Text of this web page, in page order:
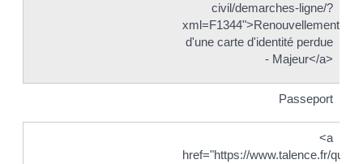
civil/demarches-ligne/?
xml=F1344">Renouvellement
d'une carte d'identité perdue
- Majeur</a>
Passeport
<a
href="https://www.talence.fr/